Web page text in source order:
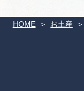
HOME お土産